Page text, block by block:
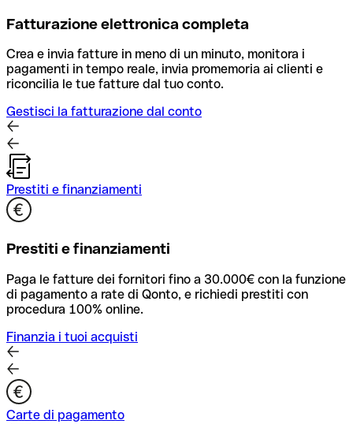
Fatturazione elettronica completa
Crea e invia fatture in meno di un minuto, monitora i
pagamenti in tempo reale, invia promemoria ai clienti e
riconcilia le tue fatture dal tuo conto.
Gestisci la fatturazione dal conto
Prestiti e finanziamenti
Prestiti e finanziamenti
Paga le fatture dei fornitori fino a 30.000€ con la funzione
di pagamento a rate di Qonto, e richiedi prestiti con
procedura 100% online.
Finanzia i tuoi acquisti
Carte di pagamento